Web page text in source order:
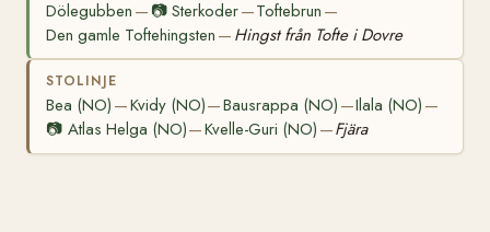
Dölegubben — 📷Sterkoder—Toftebrun —
Den gamle Toftehingsten — Hingst från Tofte i Dovre
STOLINJE
Bea (NO) —Kvidy (NO)—Bausrappa (NO) —Ilala (NO) —
📷 Atlas Helga (NO)—Kvelle-Guri (NO) —Fjära